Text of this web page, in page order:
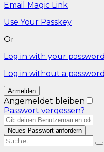
Email Magic Link
Use Your Passkey
Or
Log in with your password
Log in without a password
Angemeldet bleiben
Passwort vergessen?